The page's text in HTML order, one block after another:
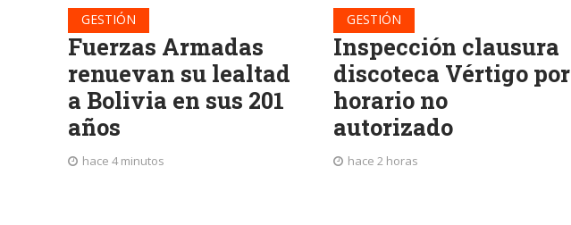
GESTIÓN
Fuerzas Armadas
renuevan su lealtad
a Bolivia en sus 201
años
hace 4 minutos
GESTIÓN
Inspección clausura
discoteca Vértigo por
horario no
autorizado
hace 2 horas